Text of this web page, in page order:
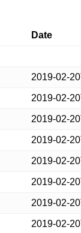
Date
2019-02-
2019-02-
2019-02-
2019-02-
2019-02-
2019-02-
2019-02-
2019-02-